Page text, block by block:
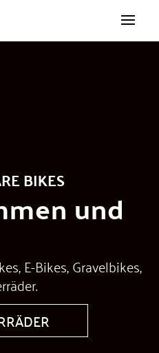
BIKES
und
E-Bikes, Gravelbikes,